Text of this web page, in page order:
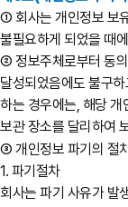
① 회사는 개인정보 보
불필요하게 되었을 때
② 정보주체로부터 동
달성되었음에도 불구
하는 경우에는, 해당
보관 장소를 달리하여
③ 개인정보 파기의 절
1. 파기절차
회사는 파기 사유가 발